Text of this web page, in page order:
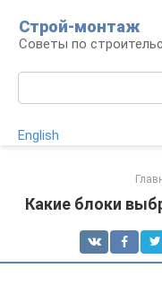
контенту
Строй-монтаж
Советы по
English
Какие блоки